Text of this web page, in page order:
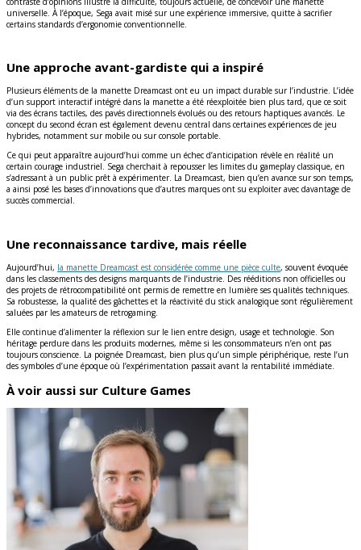
universelle. À l’époque, Sega avait misé sur une expérience immersive, quitte à sacrifier
certains standards d’ergonomie conventionnelle.
Une approche avant-gardiste qui a inspiré
Plusieurs éléments de la manette Dreamcast ont eu un impact durable sur l’industrie. L’idée
d’un support interactif intégré dans la manette a été réexploitée bien plus tard, que ce soit
via des écrans tactiles, des pavés directionnels évolués ou des retours haptiques avancés. Le
concept du second écran est également devenu central dans certaines expériences de jeu
hybrides, notamment sur mobile ou sur console portable.
Ce qui peut apparaître aujourd’hui comme un échec d’anticipation révèle en réalité un
certain courage industriel. Sega cherchait à repousser les limites du gameplay classique, en
s’adressant à un public prêt à expérimenter. La Dreamcast, bien qu’en avance sur son temps,
a ainsi posé les bases d’innovations que d’autres marques ont su exploiter avec davantage de
succès commercial.
Une reconnaissance tardive, mais réelle
Aujourd’hui, la manette Dreamcast est considérée comme une pièce culte, souvent évoquée
dans les classements des designs marquants de l’industrie. Des rééditions non officielles ou
des projets de rétrocompatibilité ont permis de remettre en lumière ses qualités techniques.
Sa robustesse, la qualité des gâchettes et la réactivité du stick analogique sont régulièrement
saluées par les amateurs de retrogaming.
Elle continue d’alimenter la réflexion sur le lien entre design, usage et technologie. Son
héritage perdure dans les produits modernes, même si les consommateurs n’en ont pas
toujours conscience. La poignée Dreamcast, bien plus qu’un simple périphérique, reste l’un
des symboles d’une époque où l’expérimentation passait avant la rentabilité immédiate.
À voir aussi sur Culture Games